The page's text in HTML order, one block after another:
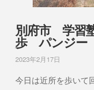
別府市 学習
歩 パンジー
2023年2月17日
今日は近所を歩いて